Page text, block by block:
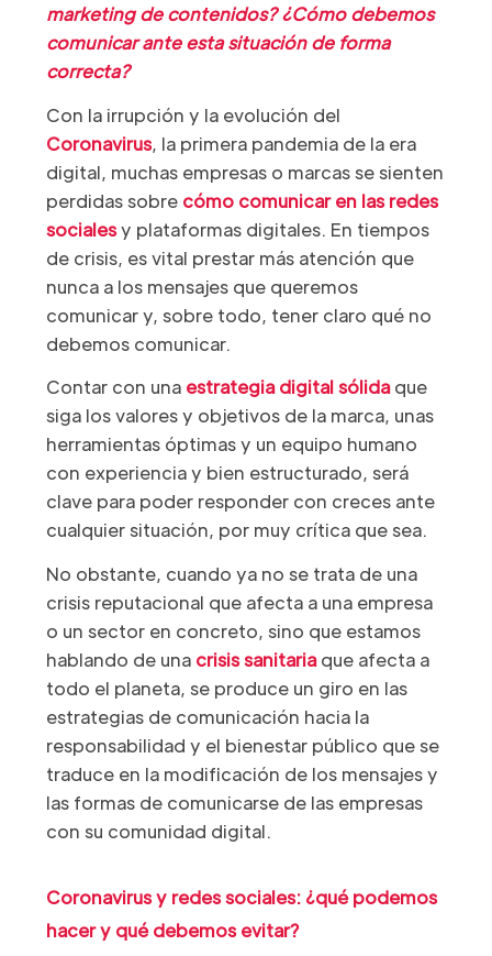
marketing de contenidos? ¿Cómo debemos
comunicar ante esta situación de forma
correcta?
Con la irrupción y la evolución del
Coronavirus, la primera pandemia de la era
digital, muchas empresas o marcas se sienten
perdidas sobre cómo comunicar en las redes
socialesy plataformas digitales. En tiempos
de crisis, es vital prestar más atención que
nunca a los mensajes que queremos
comunicar y, sobre todo, tener claro qué no
debemos comunicar.
Contar con una estrategia digital sólidaque
siga los valores y objetivos de la marca, unas
herramientas óptimas y un equipo humano
con experiencia y bien estructurado, será
clave para poder responder con creces ante
cualquier situación, por muy crítica que sea.
No obstante, cuando ya no se trata de una
crisis reputacional que afecta a una empresa
o un sector en concreto, sino que estamos
hablando de unacrisis sanitariaque afecta a
todo el planeta, se produce un giro en las
estrategias de comunicación hacia la
responsabilidad y el bienestar público que se
traduce en la modificación de los mensajes y
las formas de comunicarse de las empresas
con su comunidad digital.
Coronavirus y redes sociales: ¿qué podemos
hacer y qué debemos evitar?